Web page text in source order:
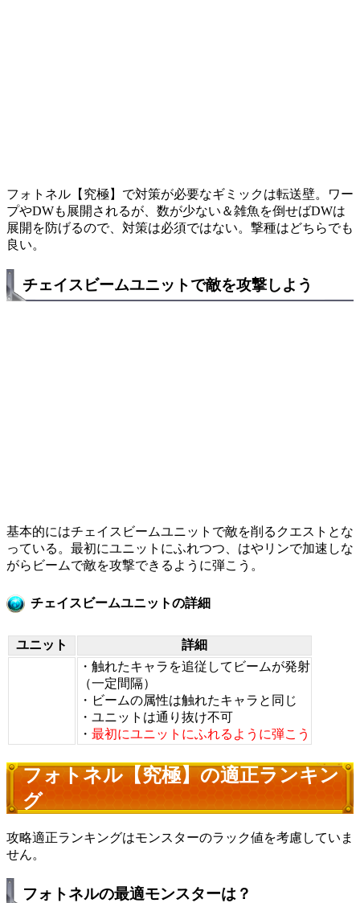
フォトネル【究極】で対策が必要なギミックは転送壁。ワー
プやDWも展開されるが、数が少ない＆雑魚を倒せばDWは
展開を防げるので、対策は必須ではない。撃種はどちらでも
良い。
チェイスビームユニットで敵を攻撃しよう
基本的にはチェイスビームユニットで敵を削るクエストとな
っている。最初にユニットにふれつつ、はやリンで加速しな
がらビームで敵を攻撃できるように弾こう。
チェイスビームユニットの詳細
ユニット
詳細
・触れたキャラを追従してビームが発射
（一定間隔）
・ビームの属性は触れたキャラと同じ
・ユニットは通り抜け不可
・ 最初にユニットにふれるように弾こう
フォトネル【究極】の適正ランキン
グ
攻略適正ランキングはモンスターのラック値を考慮していま
せん。
フォトネルの最適モンスターは？